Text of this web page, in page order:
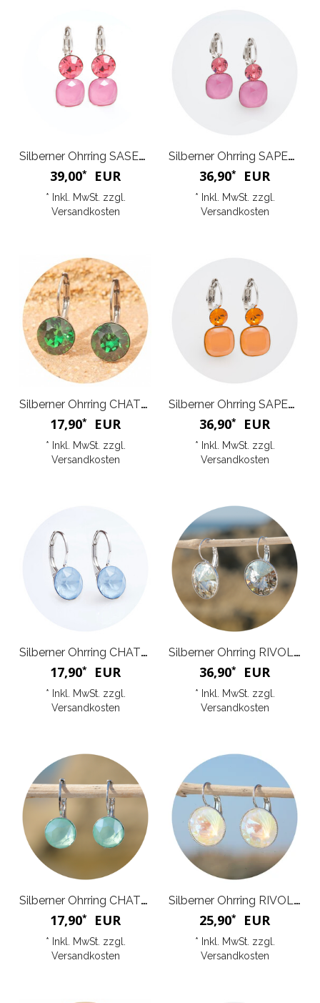
Silberner Ohrring SASERRA
39,00* EUR
* Inkl. MwSt. zzgl.
Versandkosten
Silberner Ohrring SAPETITE
36,90* EUR
* Inkl. MwSt. zzgl.
Versandkosten
Silberner Ohrring CHATON
17,90* EUR
* Inkl. MwSt. zzgl.
Versandkosten
Silberner Ohrring SAPETITE
36,90* EUR
* Inkl. MwSt. zzgl.
Versandkosten
Silberner Ohrring CHATON
17,90* EUR
* Inkl. MwSt. zzgl.
Versandkosten
Silberner Ohrring RIVOLIE X
36,90* EUR
* Inkl. MwSt. zzgl.
Versandkosten
Silberner Ohrring CHATON
17,90* EUR
* Inkl. MwSt. zzgl.
Versandkosten
Silberner Ohrring RIVOLI G
25,90* EUR
* Inkl. MwSt. zzgl.
Versandkosten